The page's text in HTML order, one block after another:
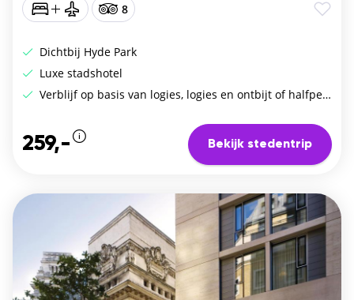
8
Dichtbij Hyde Park
Luxe stadshotel
Verblijf op basis van logies, logies en ontbijt of halfpension
259,- Bekijk stedentrip